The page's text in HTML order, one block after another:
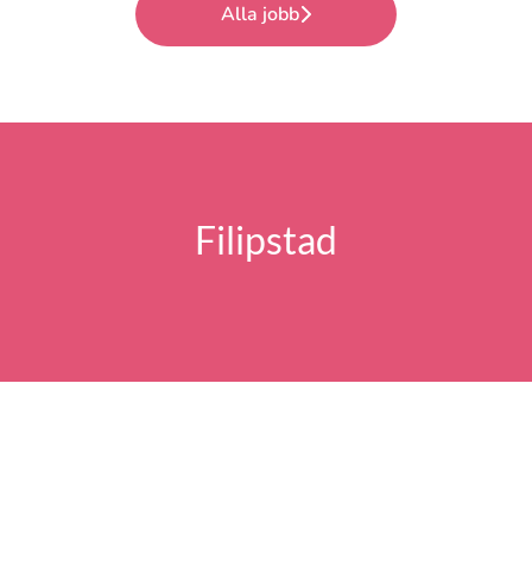
Alla jobb
Filipstad